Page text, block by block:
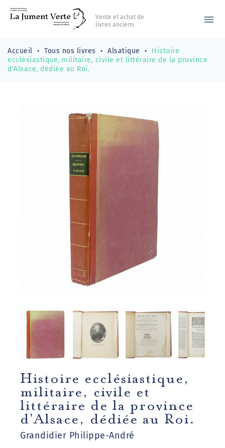
Vente et achat de
livres anciens
menu
Accueil Tous nos livres Alsatique
Histoire
ecclésiastique, militaire, civile et littéraire de la province
d'Alsace, dédiée au Roi.
Histoire ecclésiastique,
militaire, civile et
littéraire de la province
d'Alsace, dédiée au Roi.
Grandidier Philippe-André